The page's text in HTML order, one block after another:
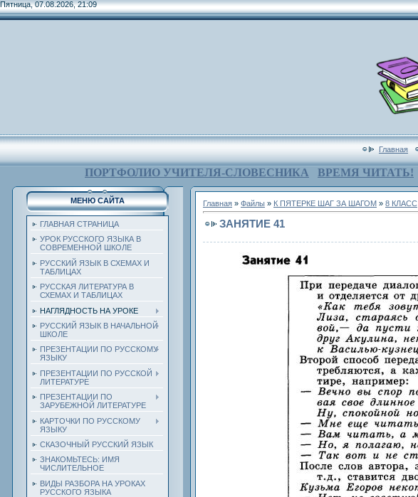
Пятница, 07.08.2026, 21:09
Главная
ПОРТФОЛИО УЧИТЕЛЯ-СЛОВЕСНИКА ВРЕМЯ ЧИТАТЬ!
МЕНЮ САЙТА
ГЛАВНАЯ СТРАНИЦА
УРОК РУССКОГО ЯЗЫКА В
СОВРЕМЕННОЙ ШКОЛЕ
РУССКИЙ ЯЗЫК В СХЕМАХ И
ТАБЛИЦАХ
РУССКАЯ ЛИТЕРАТУРА В
СХЕМАХ И ТАБЛИЦАХ
НАГЛЯДНОСТЬ НА УРОКЕ
РУССКИЙ ЯЗЫК В НАЧАЛЬНОЙ
ШКОЛЕ
ПРЕЗЕНТАЦИИ ПО РУССКОМУ
ЯЗЫКУ
ПРЕЗЕНТАЦИИ ПО РУССКОЙ
ЛИТЕРАТУРЕ
ПРЕЗЕНТАЦИИ ПО
ЗАРУБЕЖНОЙ ЛИТЕРАТУРЕ
КАРТОЧКИ ПО РУССКОМУ
ЯЗЫКУ
СКАЗОЧНЫЙ РУССКИЙ ЯЗЫК
ЗНАКОМЬТЕСЬ: ИМЯ
ЧИСЛИТЕЛЬНОЕ
ВИДЫ РАЗБОРА НА УРОКАХ
РУССКОГО ЯЗЫКА
Главная » Файлы » К ПЯТЕРКЕ ШАГ ЗА ШАГОМ » 8 КЛАСС
ЗАНЯТИЕ 41